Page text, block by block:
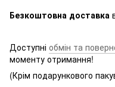
Безкоштовна доставка
Доступні обмін та
моменту отримання!
(Крім подарункового